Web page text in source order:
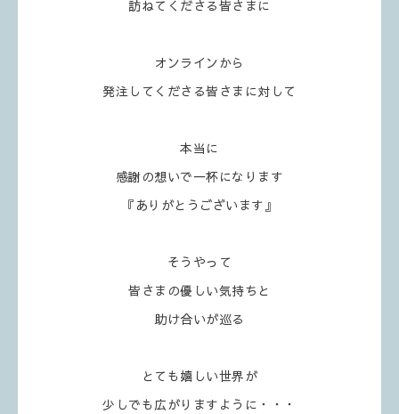
訪ねてくださる皆さまに
オンラインから
発注してくださる皆さまに対して
本当に
感謝の想いで一杯になります
『ありがとうございます』
そうやって
皆さまの優しい気持ちと
助け合いが巡る
とても嬉しい世界が
少しでも広がりますように・・・